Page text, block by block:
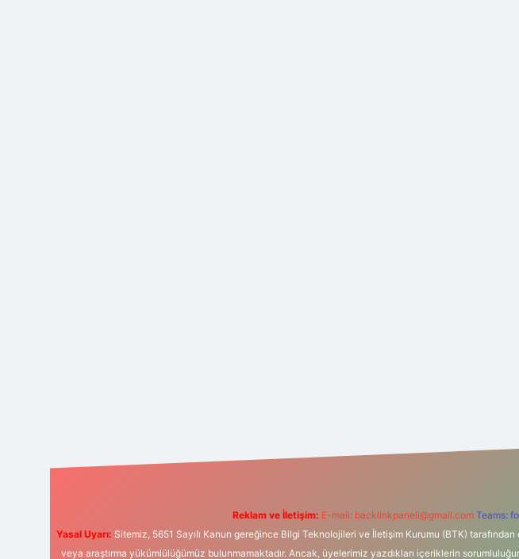
Reklam ve İletişim: E-mail: backlinkpaneli@gmail.com Teams:
Yasal Uyarı: Sitemiz, 5651 Sayılı Kanun gereğince Bilgi Teknolojileri ve İletişim Kurumu (BTK)
veya araştırma yükümlülüğümüz bulunmamaktadır. Ancak, üyelerimiz yazdıkları içeriklerin